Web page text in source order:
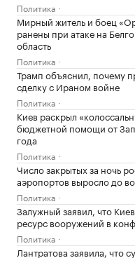
Политика
Мирный житель и боец
ранены при атаке на
область
Политика
Трамп объяснил, почему
сделку с Ираном войне
Политика
Киев раскрыл
бюджетной помощи от
года
Политика
Число закрытых за ночь
аэропортов выросло до
Политика
Залужный заявил, что
ресурс вооружений в
Политика
Лантратова заявила, что